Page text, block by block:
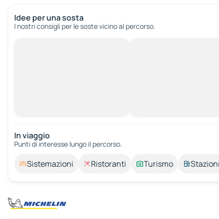
Idee per una sosta
I nostri consigli per le soste vicino al percorso.
In viaggio
Punti di interesse lungo il percorso.
Sistemazioni Ristoranti Turismo